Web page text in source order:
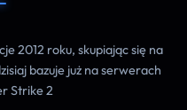
2012 roku, skupiając się na
bazuje już na serwerach
Strike 2